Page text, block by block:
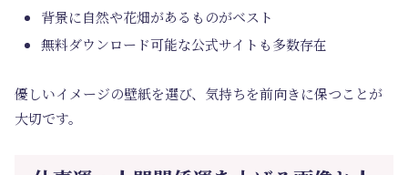
背景に自然や花畑があるものがベスト
無料ダウンロード可能な公式サイトも多数存在
優しいイメージの壁紙を選び、気持ちを前向きに保つことが
大切です。